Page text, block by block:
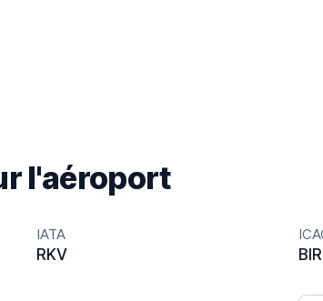
l'aéroport
IATA
RKV